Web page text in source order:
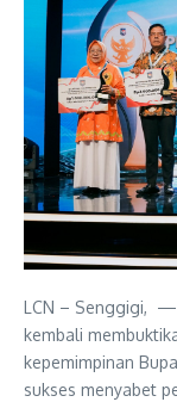
LCN – Senggigi, —
kembali
kepemimpinan
sukses menyabet